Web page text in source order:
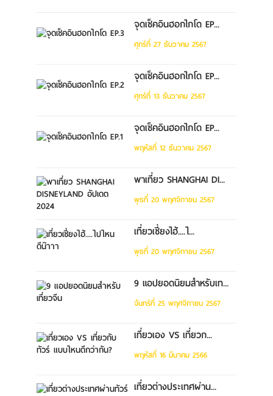
จุดเช็คอินฮอกไกโด EP...
ศุกร์ที่ 27 ธันวาคม 2567
จุดเช็คอินฮอกไกโด EP...
ศุกร์ที่ 13 ธันวาคม 2567
จุดเช็คอินฮอกไกโด EP...
พฤหัสที่ 12 ธันวาคม 2567
พาเที่ยว SHANGHAI DI...
พุธที่ 20 พฤศจิกายน 2567
เที่ยวเซี่ยงไฮ้....ไ...
พุธที่ 20 พฤศจิกายน 2567
9 แอปยอดนิยมสำหรับเท...
จันทร์ที่ 25 พฤศจิกายน 2567
เที่ยวเอง VS เที่ยวก...
พฤหัสที่ 16 มีนาคม 2566
เที่ยวต่างประเทศผ่าน...